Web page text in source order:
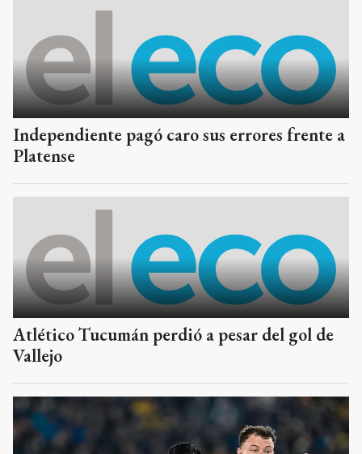
Independiente pagó caro sus errores frente a
Platense
Atlético Tucumán perdió a pesar del gol de
Vallejo